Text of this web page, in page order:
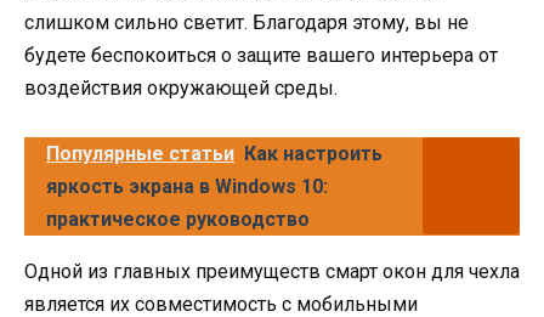
слишком сильно светит. Благодаря этому, вы не
будете беспокоиться о защите вашего интерьера от
воздействия окружающей среды.
Популярные статьи Как настроить
яркость экрана в Windows 10:
практическое руководство
Одной из главных преимуществ смарт окон для чехла
является их совместимость с мобильными